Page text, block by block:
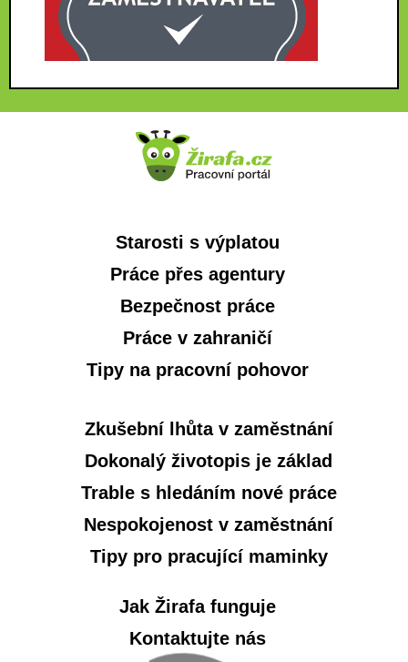
Starosti s výplatou
Práce přes agentury
Bezpečnost práce
Práce v zahraničí
Tipy na pracovní pohovor
Zkušební lhůta v zaměstnání
Dokonalý životopis je základ
Trable s hledáním nové práce
Nespokojenost v zaměstnání
Tipy pro pracující maminky
Jak Žirafa funguje
Kontaktujte nás